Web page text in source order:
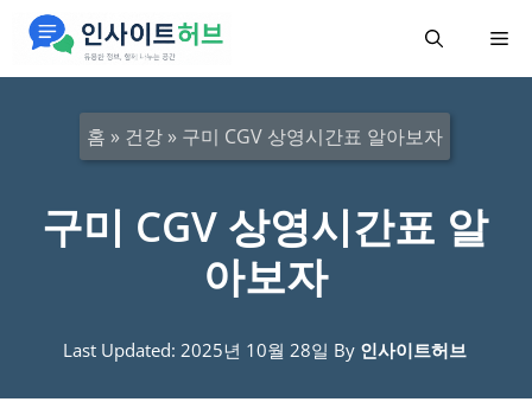
메
홈 » 건강 » 구미 CGV 상영시간표 알아보자
구미 CGV 상영시간표 알
아보자
Last Updated: 2025년 10월 28일 By 인사이트허브